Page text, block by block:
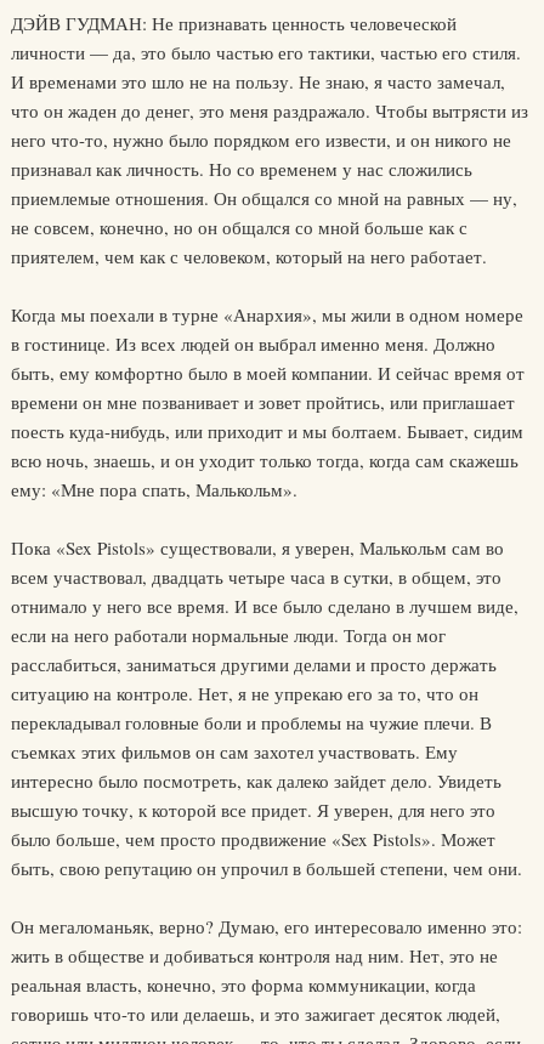
ДЭЙВ ГУДМАН: Не признавать ценность человеческой
личности — да, это было частью его тактики, частью его стиля.
И временами это шло не на пользу. Не знаю, я часто замечал,
что он жаден до денег, это меня раздражало. Чтобы вытрясти из
него что-то, нужно было порядком его извести, и он никого не
признавал как личность. Но со временем у нас сложились
приемлемые отношения. Он общался со мной на равных — ну,
не совсем, конечно, но он общался со мной больше как с
приятелем, чем как с человеком, который на него работает.
Когда мы поехали в турне «Анархия», мы жили в одном номере
в гостинице. Из всех людей он выбрал именно меня. Должно
быть, ему комфортно было в моей компании. И сейчас время от
времени он мне позванивает и зовет пройтись, или приглашает
поесть куда-нибудь, или приходит и мы болтаем. Бывает, сидим
всю ночь, знаешь, и он уходит только тогда, когда сам скажешь
ему: «Мне пора спать, Малькольм».
Пока «Sex Pistols» существовали, я уверен, Малькольм сам во
всем участвовал, двадцать четыре часа в сутки, в общем, это
отнимало у него все время. И все было сделано в лучшем виде,
если на него работали нормальные люди. Тогда он мог
расслабиться, заниматься другими делами и просто держать
ситуацию на контроле. Нет, я не упрекаю его за то, что он
перекладывал головные боли и проблемы на чужие плечи. В
съемках этих фильмов он сам захотел участвовать. Ему
интересно было посмотреть, как далеко зайдет дело. Увидеть
высшую точку, к которой все придет. Я уверен, для него это
было больше, чем просто продвижение «Sex Pistols». Может
быть, свою репутацию он упрочил в большей степени, чем они.
Он мегаломаньяк, верно? Думаю, его интересовало именно это:
жить в обществе и добиваться контроля над ним. Нет, это не
реальная власть, конечно, это форма коммуникации, когда
говоришь что-то или делаешь, и это зажигает десяток людей,